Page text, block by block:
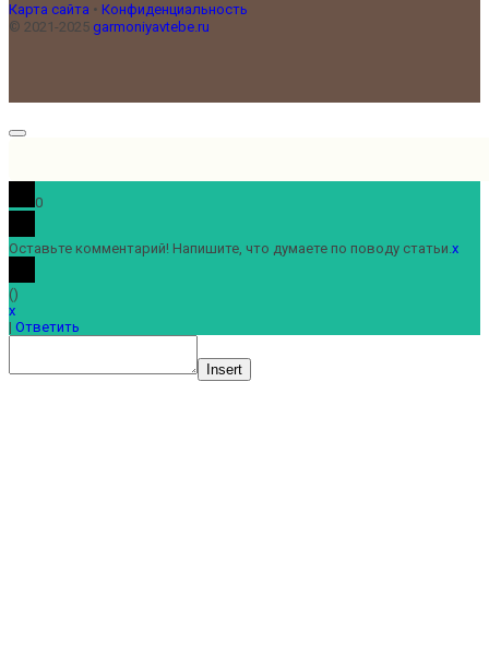
Карта сайта • Конфиденциальность
© 2021-2025 garmoniyavtebe.ru
0
Оставьте комментарий! Напишите, что думаете по поводу статьи.x
()
x
| Ответить
Insert